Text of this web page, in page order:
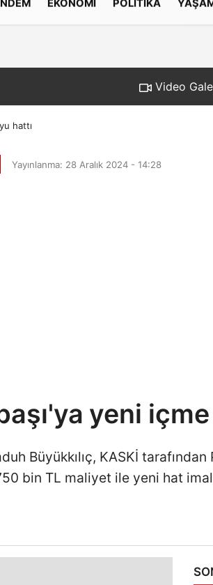
EKONOMI POLITIKA
Video
hattı
Yayınlanma: 28 Aralık 2024 - 14:28
yeni
Büyükkılıç, KASKİ
bin TL maliyet ile yeni hat